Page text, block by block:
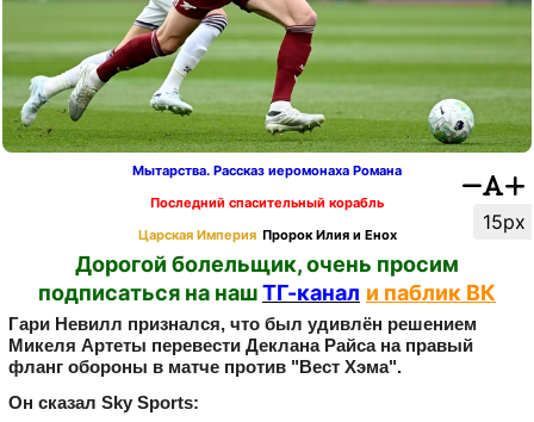
15px
Мытарства. Рассказ иеромонаха Романа
Последний спасительный корабль
Царская Империя Пророк Илия и Енох
Дорогой болельщик, очень просим
подписаться на нашТГ-канал и паблик ВК
Гари Невилл признался, что был удивлён решением
Микеля Артеты перевести Деклана Райса на правый
фланг обороны в матче против "Вест Хэма".
Он сказал Sky Sports: